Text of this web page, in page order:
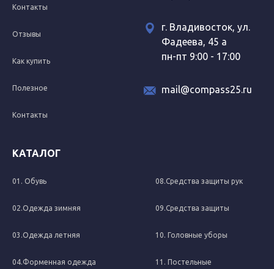
КАТАЛОГ
01. Обувь
02.Одежда зимняя
03.Одежда летняя
04.Форменная одежда
08.Средства защиты рук
09.Средства защиты
10. Головные уборы
11. Постельные
Контакты
Отзывы
Как купить
Полезное
Контакты
г. Владивосток, ул.
Фадеева, 45 а
пн-пт 9:00 - 17:00
mail@compass25.ru